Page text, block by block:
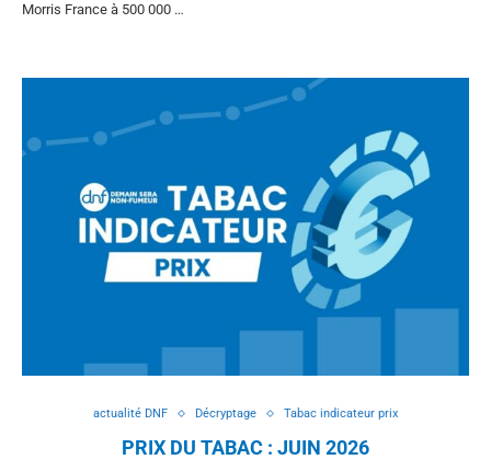
Morris France à 500 000 …
actualité DNF Décryptage Tabac indicateur prix
PRIX DU TABAC : JUIN 2026